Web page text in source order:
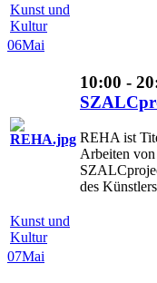
Kunst und
Kultur
06Mai
10:00 -
REHA ist
Arbeiten
des
Kunst und
Kultur
07Mai